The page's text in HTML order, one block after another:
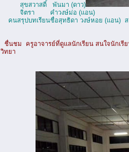
สุขสวาสดิ์ พันมา (ดาว)
จิตรา คำวงษ์ม่อ (แอน)
คนสรุปบทเรียนชื่อสุทธิดา วงษ์หอย (แอน) ส
ชื่นชม ครูอาจารย์ที่ดูแลนักเรียน สนใจนักเรี
วิทยา